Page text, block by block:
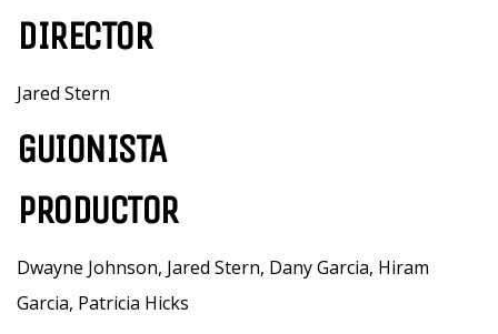
DIRECTOR
Jared Stern
GUIONISTA
PRODUCTOR
Dwayne Johnson, Jared Stern, Dany Garcia, Hiram
Garcia, Patricia Hicks